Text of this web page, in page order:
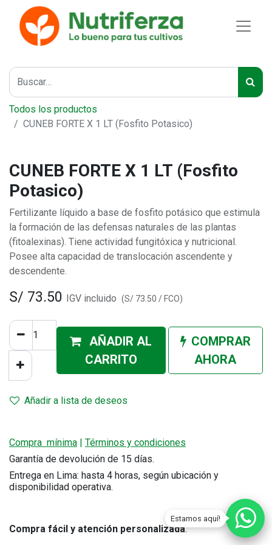
Estamos aquí!
Todos los productos
CUNEB FORTE X 1 LT (Fosfito Potasico)
CUNEB FORTE X 1 LT (Fosfito
Potasico)
Fertilizante líquido a base de fosfito potásico que estimula
la formación de las defensas naturales de las plantas
(fitoalexinas). Tiene actividad fungitóxica y nutricional.
Posee alta capacidad de translocación ascendente y
descendente.
S/ 73.50 IGV incluido (S/ 73.50 / FCO)
AÑADIR AL
CARRITO
COMPRAR
AHORA
Añadir a lista de deseos
Compra mínima | Términos y condiciones
Garantía de devolución de 15 días.
Entrega en Lima: hasta 4 horas, según ubicación y
disponibilidad operativa.
Compra fácil y atención personalizada.